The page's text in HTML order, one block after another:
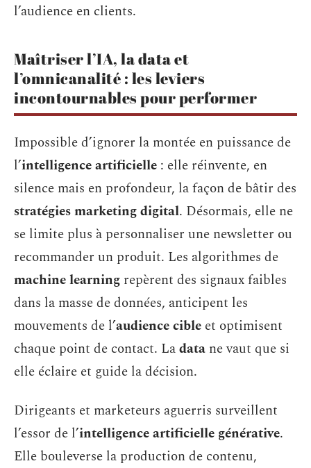
l’audience en clients.
Maîtriser l’IA, la data et
l’omnicanalité : les leviers
incontournables pour performer
Impossible d’ignorer la montée en puissance de
l’intelligence artificielle : elle réinvente, en
silence mais en profondeur, la façon de bâtir des
stratégies marketing digital. Désormais, elle ne
se limite plus à personnaliser une newsletter ou
recommander un produit. Les algorithmes de
machine learning repèrent des signaux faibles
dans la masse de données, anticipent les
mouvements de l’audience cible et optimisent
chaque point de contact. Ladata ne vaut que si
elle éclaire et guide la décision.
Dirigeants et marketeurs aguerris surveillent
l’essor de l’intelligence artificielle générative.
Elle bouleverse la production de contenu,